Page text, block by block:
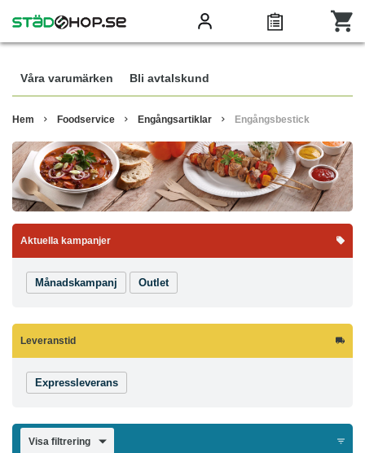
Våra varumärken Bli avtalskund
Hem Foodservice Engångsartiklar Engångsbestick
Aktuella kampanjer
Månadskampanj Outlet
Leveranstid
Expressleverans
Visa filtrering